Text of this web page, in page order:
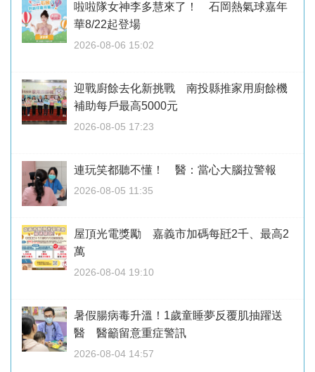
啦啦隊女神李多慧來了！ 石岡熱氣球嘉年
華8/22起登場
2026-08-06 15:02
迎戰廚餘去化新挑戰 南投縣推家用廚餘機
補助每戶最高5000元
2026-08-05 17:23
連玩笑都聽不懂！ 醫：當心大腦拉警報
2026-08-05 11:35
屋頂光電獎勵 嘉義市加碼每瓩2千、最高2
萬
2026-08-04 19:10
暑假腸病毒升溫！1歲童睡夢反覆肌抽躍送
醫 醫籲留意重症警訊
2026-08-04 14:57